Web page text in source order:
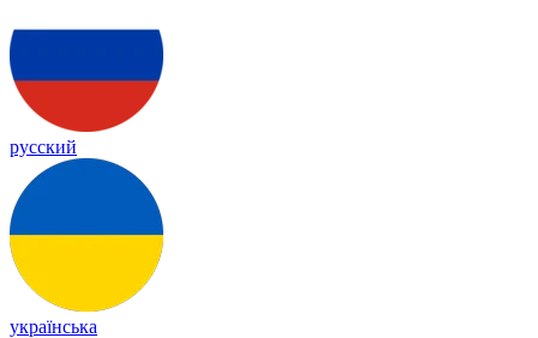
русский
українська